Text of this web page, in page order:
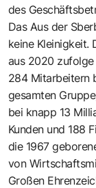
des
Das Aus der
keine Kleinigkeit.
aus 2020
284 Mitarbeitern
gesamten
bei knapp 13
Kunden und 188
die 1967
von
Großen